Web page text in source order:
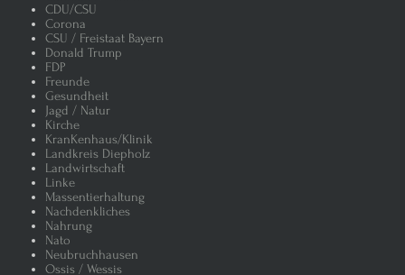
CDU/CSU
Corona
CSU / Freistaat Bayern
Donald Trump
FDP
Freunde
Gesundheit
Jagd / Natur
Kirche
KranKenhaus/Klinik
Landkreis Diepholz
Landwirtschaft
Linke
Massentierhaltung
Nachdenkliches
Nahrung
Nato
Neubruchhausen
Ossis / Wessis